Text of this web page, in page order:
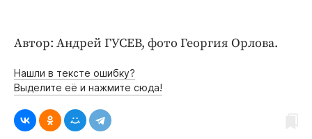
Автор: Андрей ГУСЕВ, фото Георгия Орлова.
Нашли в тексте ошибку?
Выделите её и нажмите сюда!